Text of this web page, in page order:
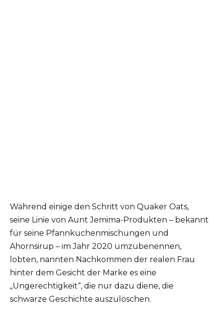
Während einige den Schritt von Quaker Oats,
seine Linie von Aunt Jemima-Produkten – bekannt
für seine Pfannkuchenmischungen und
Ahornsirup – im Jahr 2020 umzubenennen,
lobten, nannten Nachkommen der realen Frau
hinter dem Gesicht der Marke es eine
„Ungerechtigkeit“, die nur dazu diene, die
schwarze Geschichte auszulöschen.